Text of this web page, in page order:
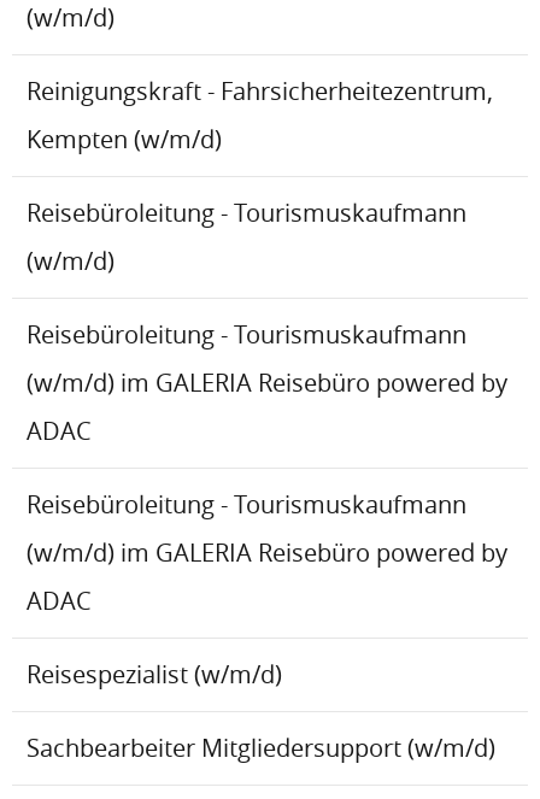
(w/m/d)
Reinigungskraft - Fahrsicherheitezentrum,
Kempten (w/m/d)
Reisebüroleitung - Tourismuskaufmann
(w/m/d)
Reisebüroleitung - Tourismuskaufmann
(w/m/d) im GALERIA Reisebüro powered by
ADAC
Reisebüroleitung - Tourismuskaufmann
(w/m/d) im GALERIA Reisebüro powered by
ADAC
Reisespezialist (w/m/d)
Sachbearbeiter Mitgliedersupport (w/m/d)